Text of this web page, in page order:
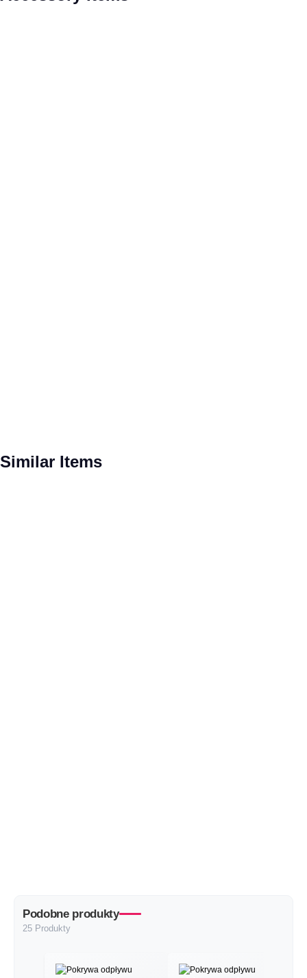
Pomiń galerię produktów
Similar Items
Podobne produkty
25 Produkty